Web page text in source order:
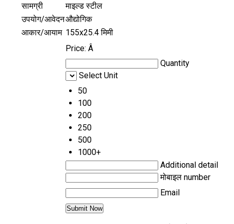
सामग्री
माइल्ड स्टील
उपयोग/आवेदनऔद्योगिक
आकार/आयाम 155x25.4 मिमी
Price: Â
Quantity
Select Unit
50
100
200
250
500
1000+
Additional detail
मोबाइल number
Email